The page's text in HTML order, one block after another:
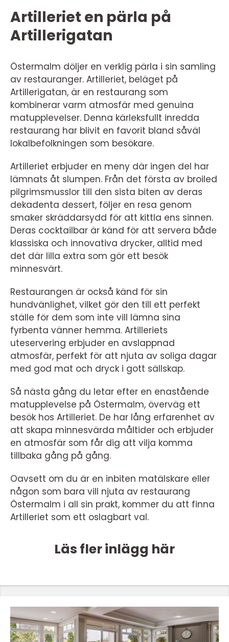
Artilleriet en pärla på
Artillerigatan
Östermalm döljer en verklig pärla i sin samling
av restauranger. Artilleriet, beläget på
Artillerigatan, är en restaurang som
kombinerar varm atmosfär med genuina
matupplevelser. Denna kärleksfullt inredda
restaurang har blivit en favorit bland såväl
lokalbefolkningen som besökare.
Artilleriet erbjuder en meny där ingen del har
lämnats åt slumpen. Från det första av broiled
pilgrimsmusslor till den sista biten av deras
dekadenta dessert, följer en resa genom
smaker skräddarsydd för att kittla ens sinnen.
Deras cocktailbar är känd för att servera både
klassiska och innovativa drycker, alltid med
det där lilla extra som gör ett besök
minnesvärt.
Restaurangen är också känd för sin
hundvänlighet, vilket gör den till ett perfekt
ställe för dem som inte vill lämna sina
fyrbenta vänner hemma. Artilleriets
uteservering erbjuder en avslappnad
atmosfär, perfekt för att njuta av soliga dagar
med god mat och dryck i gott sällskap.
Så nästa gång du letar efter en enastående
matupplevelse på Östermalm, överväg ett
besök hos Artilleriet. De har lång erfarenhet av
att skapa minnesvärda måltider och erbjuder
en atmosfär som får dig att vilja komma
tillbaka gång på gång.
Oavsett om du är en inbiten matälskare eller
någon som bara vill njuta av restaurang
Östermalm i all sin prakt, kommer du att finna
Artilleriet som ett oslagbart val.
Läs fler inlägg här